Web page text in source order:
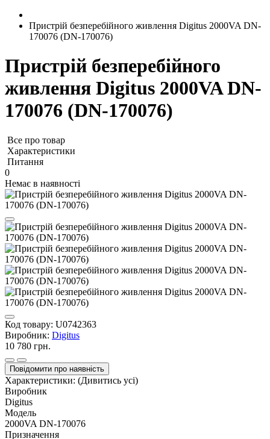
Пристрій безперебійного живлення Digitus 2000VA DN-
170076 (DN-170076)
Пристрій безперебійного
живлення Digitus 2000VA DN-
170076 (DN-170076)
Все про товар
Характеристики
Питання
0
Немає в наявності
Код товару: U0742363
Виробник: Digitus
10 780 грн.
Повідомити про наявність
Характеристики: (Дивитись усі)
Виробник
Digitus
Модель
2000VA DN-170076
Призначення